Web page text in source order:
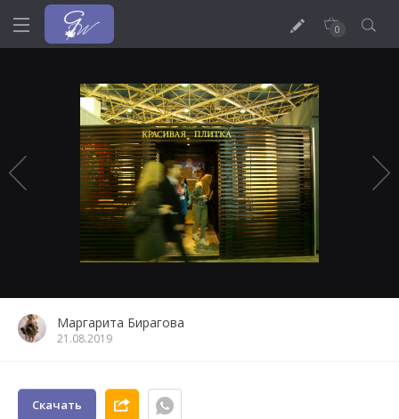
0
Маргарита Бирагова
21.08.2019
Скачать